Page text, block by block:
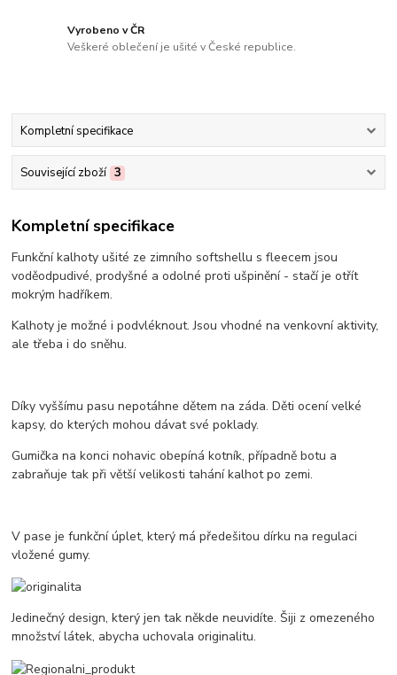
Vyrobeno v ČR
Veškeré oblečení je ušité v České republice.
Kompletní specifikace
Související zboží 3
Kompletní specifikace
Funkční kalhoty ušité ze zimního softshellu s fleecem jsou
voděodpudivé, prodyšné a odolné proti ušpinění - stačí je otřít
mokrým hadříkem.
Kalhoty je možné i podvléknout. Jsou vhodné na venkovní aktivity,
ale třeba i do sněhu.
Díky vyššímu pasu nepotáhne dětem na záda. Děti ocení velké
kapsy, do kterých mohou dávat své poklady.
Gumička na konci nohavic obepíná kotník, případně botu a
zabraňuje tak při větší velikosti tahání kalhot po zemi.
V pase je funkční úplet, který má předešitou dírku na regulaci
vložené gumy.
Jedinečný design, který jen tak někde neuvidíte. Šiji z omezeného
množství látek, abycha uchovala originalitu.